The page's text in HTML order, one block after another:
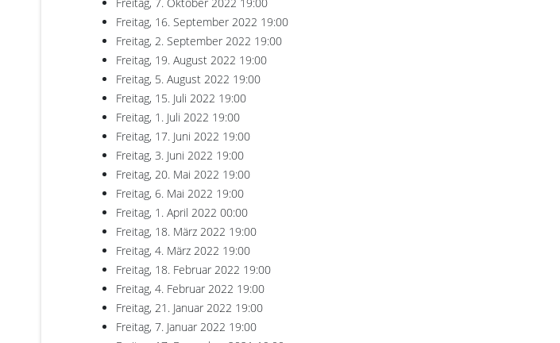
Freitag, 16. September 2022 19:00
Freitag, 2. September 2022 19:00
Freitag, 19. August 2022 19:00
Freitag, 5. August 2022 19:00
Freitag, 15. Juli 2022 19:00
Freitag, 1. Juli 2022 19:00
Freitag, 17. Juni 2022 19:00
Freitag, 3. Juni 2022 19:00
Freitag, 20. Mai 2022 19:00
Freitag, 6. Mai 2022 19:00
Freitag, 1. April 2022 00:00
Freitag, 18. März 2022 19:00
Freitag, 4. März 2022 19:00
Freitag, 18. Februar 2022 19:00
Freitag, 4. Februar 2022 19:00
Freitag, 21. Januar 2022 19:00
Freitag, 7. Januar 2022 19:00